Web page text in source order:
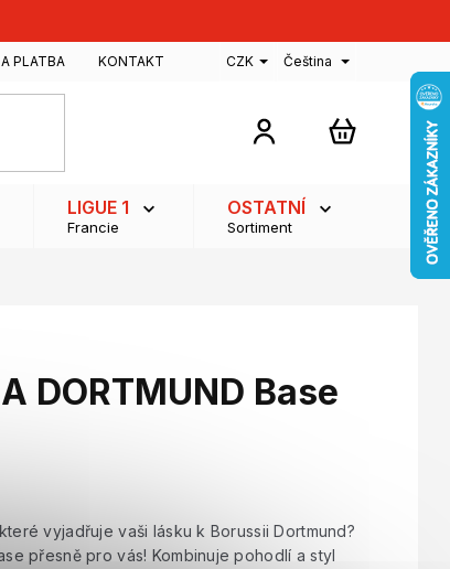
PLATBA KONTAKT CZK Čeština
NÁKUPNÍ
LIGUE 1
Francie
OSTATNÍ
Sortiment
DORTMUND Base
vyjadřuje vaši lásku k Borussii Dortmund?
přesně pro vás! Kombinuje pohodlí a styl